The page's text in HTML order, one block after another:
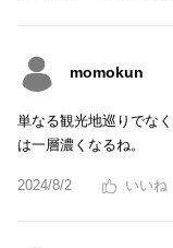
momokun
単なる観光地巡りでな
は一層濃くなるね。
2024/8/2